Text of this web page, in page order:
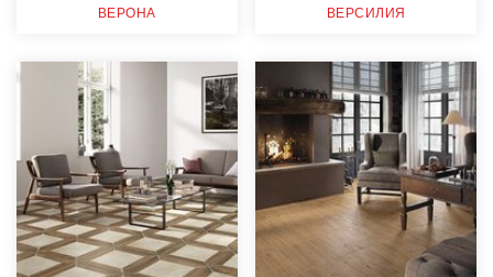
ВЕРОНА ВЕРСИЛИЯ